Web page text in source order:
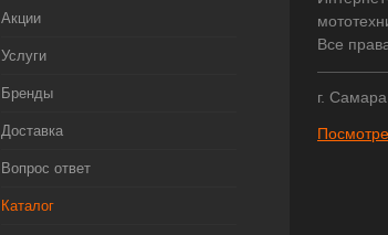
Акции
Услуги
Бренды
Доставка
Вопрос ответ
Каталог
Все
г.